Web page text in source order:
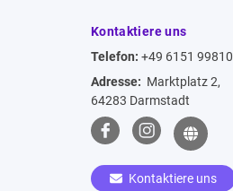
Kontaktiere uns
Telefon: +49 6151 99810
Adresse: Marktplatz 2,
64283 Darmstadt
Kontaktiere uns